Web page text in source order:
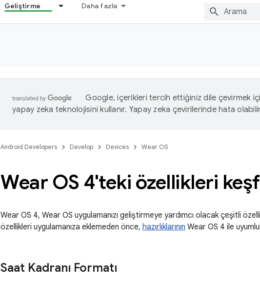
Geliştirme Daha fazla
Google, içerikleri tercih ettiğiniz dile çevirmek
yapay zeka teknolojisini kullanır. Yapay zeka çevirilerinde hata
Android Developers Develop Devices Wear OS
Wear OS 4'teki özellikleri
Wear OS 4, Wear OS uygulamanızı geliştirmeye yardımcı olacak çeşitli
özellikleri uygulamanıza eklemeden önce, hazırlıklarının Wear OS 4 ile
Saat Kadranı Formatı